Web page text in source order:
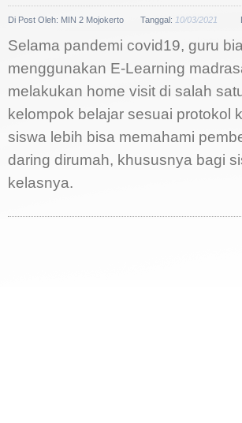
Di Post Oleh: MIN 2 Mojokerto Tanggal: 10/03/2021
Selama pandemi covid19, guru
menggunakan E-Learning
melakukan home visit di salah
kelompok belajar sesuai protokol
siswa lebih bisa memahami
daring dirumah, khususnya bagi
kelasnya.